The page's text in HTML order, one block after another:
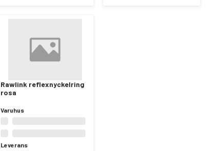
Rawlink reflexnyckelring
rosa
Varuhus
Leverans